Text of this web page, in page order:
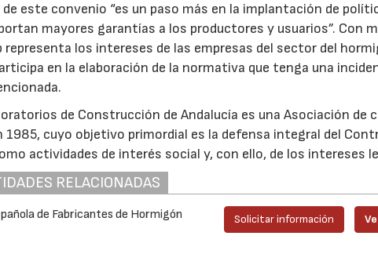
de este convenio “es un paso más en la implantación de
mayores garantías a los productores y usuarios”. Con
los intereses de las empresas del sector del
en la elaboración de la normativa que tenga una
de Construcción de Andalucía es una Asociación de
cuyo objetivo primordial es la defensa integral del
actividades de interés social y, con ello, de los intereses
RELACIONADAS
de Fabricantes de Hormigón
Solicitar información